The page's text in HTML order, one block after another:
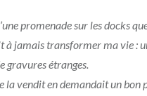
promenade sur les docks
à jamais transformer ma vie :
gravures étranges.
la vendit en demandait un bon